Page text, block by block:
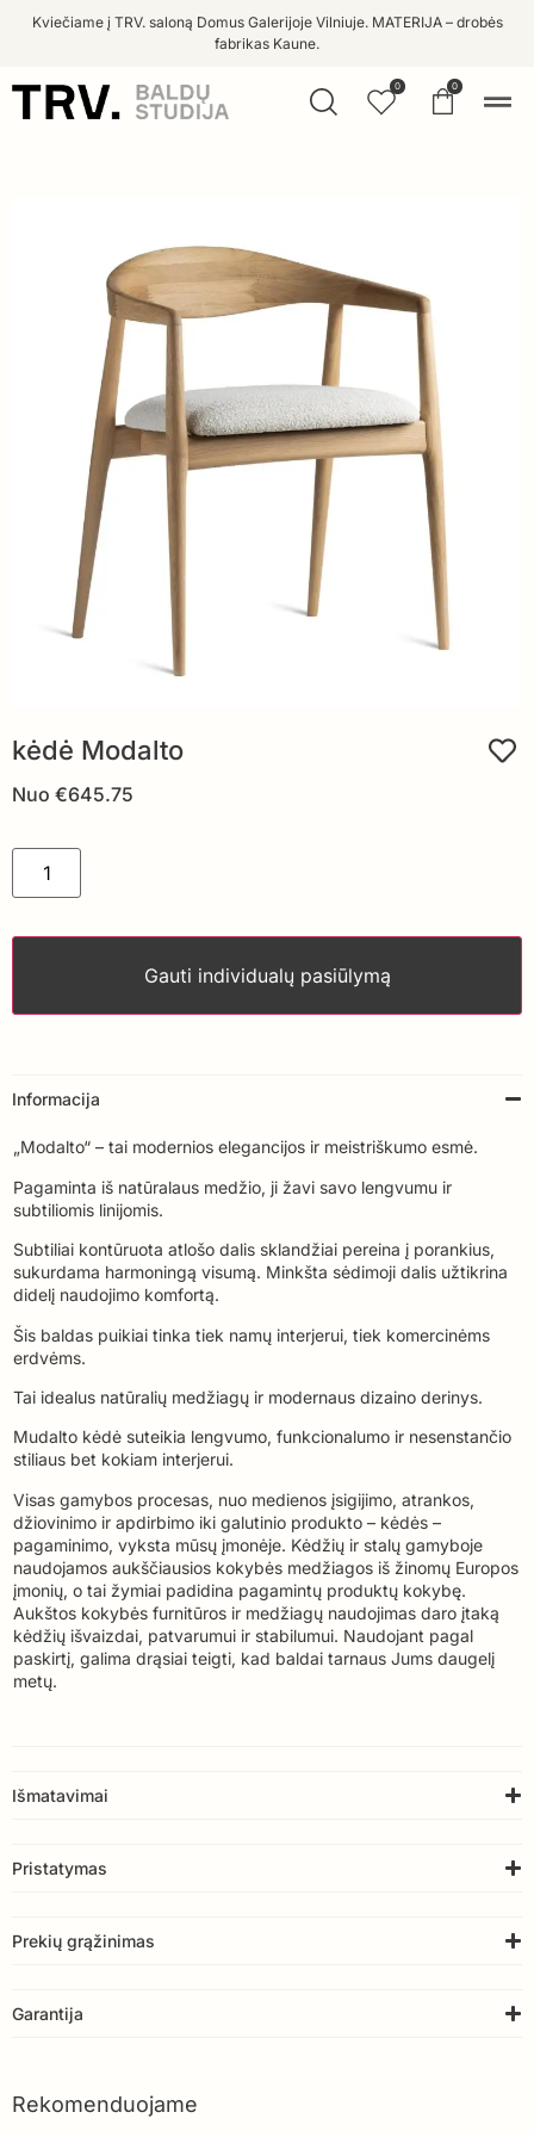
Kviečiame į TRV. saloną Domus Galerijoje Vilniuje. MATERIJA – drobės
fabrikas Kaune.
0 0
kėdė Modalto
Nuo €645.75
Gauti individualų pasiūlymą
Informacija
„Modalto“ – tai modernios elegancijos ir meistriškumo esmė.
Pagaminta iš natūralaus medžio, ji žavi savo lengvumu ir
subtiliomis linijomis.
Subtiliai kontūruota atlošo dalis sklandžiai pereina į porankius,
sukurdama harmoningą visumą. Minkšta sėdimoji dalis užtikrina
didelį naudojimo komfortą.
Šis baldas puikiai tinka tiek namų interjerui, tiek komercinėms
erdvėms.
Tai idealus natūralių medžiagų ir modernaus dizaino derinys.
Mudalto kėdė suteikia lengvumo, funkcionalumo ir nesenstančio
stiliaus bet kokiam interjerui.
Visas gamybos procesas, nuo medienos įsigijimo, atrankos,
džiovinimo ir apdirbimo iki galutinio produkto – kėdės –
pagaminimo, vyksta mūsų įmonėje. Kėdžių ir stalų gamyboje
naudojamos aukščiausios kokybės medžiagos iš žinomų Europos
įmonių, o tai žymiai padidina pagamintų produktų kokybę.
Aukštos kokybės furnitūros ir medžiagų naudojimas daro įtaką
kėdžių išvaizdai, patvarumui ir stabilumui. Naudojant pagal
paskirtį, galima drąsiai teigti, kad baldai tarnaus Jums daugelį
metų.
Išmatavimai
Pristatymas
Prekių grąžinimas
Garantija
Rekomenduojame